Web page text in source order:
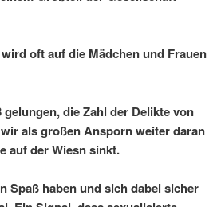
oft auf die Mädchen und Frauen
die Zahl der Delikte von
als großen Ansporn weiter daran
auf der Wiesn sinkt.
Spaß haben und sich dabei sicher